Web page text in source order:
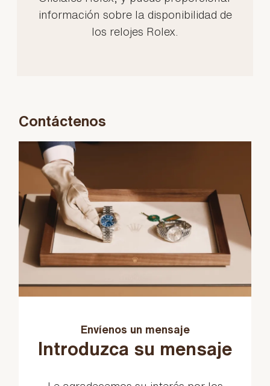
información sobre la disponibilidad de
los relojes Rolex.
Contáctenos
Envíenos un mensaje
Introduzca su mensaje